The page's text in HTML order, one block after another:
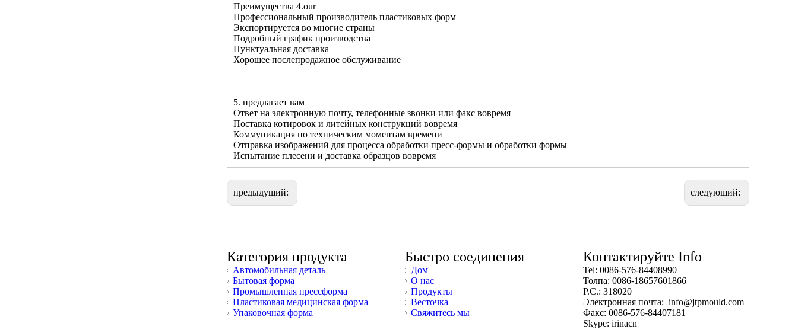
Преимущества 4.our
Профессиональный производитель пластиковых форм
Экспортируется во многие страны
Подробный график производства
Пунктуальная доставка
Хорошее послепродажное обслуживание
5. предлагает вам
Ответ на электронную почту, телефонные звонки или факс вовремя
Поставка котировок и литейных конструкций вовремя
Коммуникация по техническим моментам времени
Отправка изображений для процесса обработки пресс-формы и обработки формы
Испытание плесени и доставка образцов вовремя
предыдущий: следующий:
Категория продукта
Автомобильная деталь
Бытовая форма
Промышленная прессформа
Пластиковая медицинская форма
Упаковочная форма
Быстро соединения
Дом
О нас
Продукты
Весточка
Свяжитесь мы
Контактируйте Info
Tel: 0086-576-84408990
Толпа: 0086-18657601866
P.C.: 318020
Электронная почта: info@jtpmould.com
Факс: 0086-576-84407181
Skype: irinacn